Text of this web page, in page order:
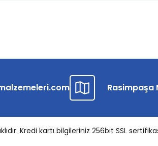
Rasimpaşa
Kredi kartı bilgileriniz 256bit SSL